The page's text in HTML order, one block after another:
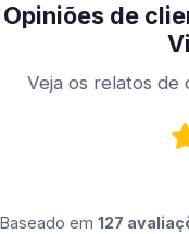
Opiniões de
Veja os relatos de
Baseado em 127